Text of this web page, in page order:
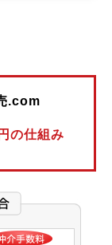
.com
の仕組み